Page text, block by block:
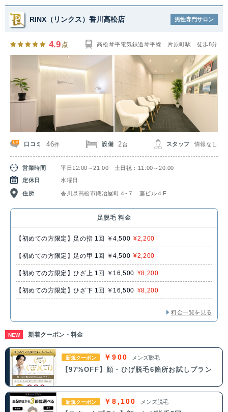
RINX（リンクス）香川高松店 男性専門サロン
4.9 点 高松琴平電気鉄道琴平線 片原町駅 徒歩8分
口コミ 46件 設備 2台 スタッフ 情報なし
営業時間
平日12:00～21:00 土日祝：11:00～20:00
定休日
水曜日
住所 香川県高松市鍛冶屋町４-７ 藤ビル４F
足脱毛 料金
【初めての方限定】足の指 1回 ￥4,500 ¥2,200
【初めての方限定】足の甲 1回 ￥4,500 ¥2,200
【初めての方限定】ひざ上 1回 ￥16,500 ¥8,200
【初めての方限定】ひざ下 1回 ￥16,500 ¥8,200
料金一覧を見る
NEW 新着クーポン・料金
新規クーポン ￥900 メンズ脱毛
【97%OFF】顔・ひげ脱毛6箇所お試しプラン
新規クーポン ￥8,100 メンズ脱毛